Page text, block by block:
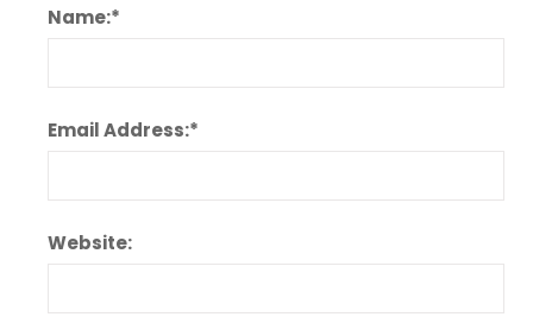
Name:*
Email Address:*
Website: